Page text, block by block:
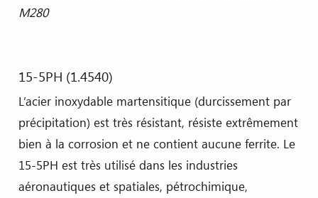
M280
15-5PH (1.4540)
L’acier inoxydable martensitique (durcissement par
précipitation) est très résistant, résiste extrêmement
bien à la corrosion et ne contient aucune ferrite. Le
15-5PH est très utilisé dans les industries
aéronautiques et spatiales, pétrochimique,